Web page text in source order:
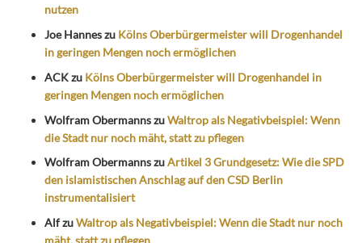
nutzen
Joe Hanneszu Kölns Oberbürgermeister will Drogenhandel
in geringen Mengen noch ermöglichen
ACKzu Kölns Oberbürgermeister will Drogenhandel in
geringen Mengen noch ermöglichen
Wolfram ObermannszuWaltrop als Negativbeispiel: Wenn
die Stadt nur noch mäht, statt zu pflegen
Wolfram ObermannszuArtikel 3 Grundgesetz: Wie die SPD
den islamistischen Anschlag auf den CSD Berlin
instrumentalisiert
AlfzuWaltrop als Negativbeispiel: Wenn die Stadt nur noch